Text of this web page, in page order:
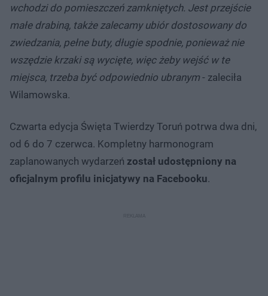
wchodzi do pomieszczeń zamkniętych. Jest przejście
małe drabiną, także zalecamy ubiór dostosowany do
zwiedzania, pełne buty, długie spodnie, ponieważ nie
wszędzie krzaki są wycięte, więc żeby wejść w te
miejsca, trzeba być odpowiednio ubranym - zaleciła
Wilamowska.
Czwarta edycja Święta Twierdzy Toruń potrwa dwa dni,
od 6 do 7 czerwca. Kompletny harmonogram
zaplanowanych wydarzeń został udostępniony na
oficjalnym profilu inicjatywy na Facebooku.